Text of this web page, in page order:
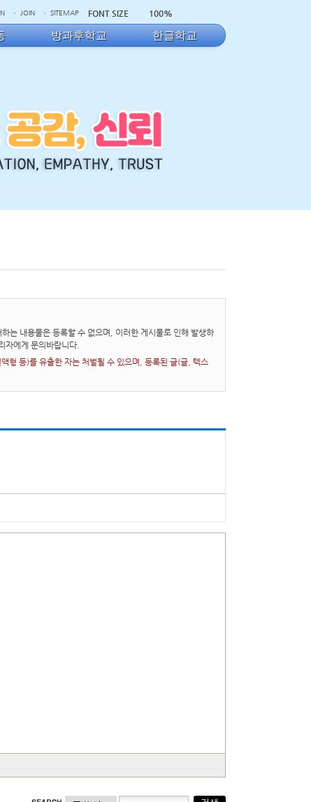
JOIN SITEMAP FONT SIZE 100%
방과후학교 한글학교
는 내용물은 등록할 수 없으며, 이러한 게시물로 인해 발생하
자에게 문의바랍니다.
형 등)를 유출한 자는 처벌될 수 있으며, 등록된 글(글, 텍스